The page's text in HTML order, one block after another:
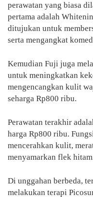
perawatan yang biasa
pertama adalah
ditujukan untuk
serta mengangkat
Kemudian Fuji juga
untuk meningkatkan
mengencangkan kulit
seharga Rp800 ribu.
Perawatan terakhir
harga Rp800 ribu.
mencerahkan kulit,
menyamarkan flek
Di unggahan berbeda,
melakukan terapi